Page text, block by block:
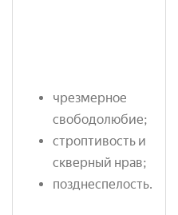
чрезмерное
свободолюбие;
строптивость и
скверный нрав;
позднеспелость.